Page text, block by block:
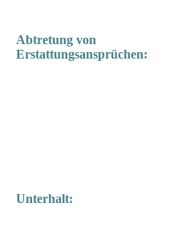
Abtretung von
Erstattungsansprüchen:
Unterhalt: